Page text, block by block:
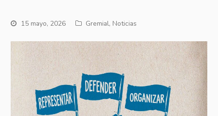
15 mayo, 2026 Gremial, Noticias